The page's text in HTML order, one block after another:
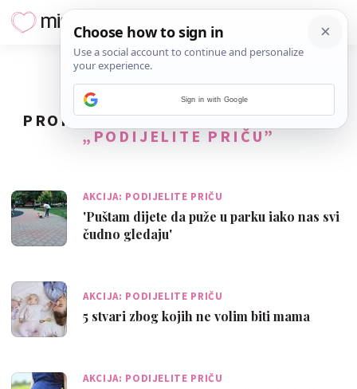
PRONAĐENO36REZULTATA ZA TAG
„PODIJELITE PRIČU”
AKCIJA: PODIJELITE PRIČU
'Puštam dijete da puže u parku iako nas svi
čudno gledaju'
AKCIJA: PODIJELITE PRIČU
5 stvari zbog kojih ne volim biti mama
AKCIJA: PODIJELITE PRIČU
Sign in with Google